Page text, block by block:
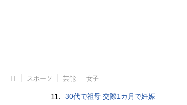
IT スポーツ 芸能 女子
11. 30代で祖母 交際1カ月で妊娠